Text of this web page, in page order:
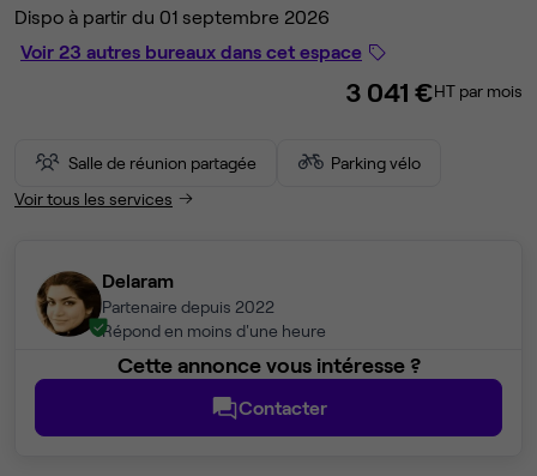
Dispo à partir du 01 septembre 2026
Voir 23 autres bureaux dans cet espace
3 041 €HT par mois
Salle de réunion partagée
Parking vélo
Voir tous les services
Delaram
Partenaire depuis 2022
Répond en moins d'une heure
Cette annonce vous intéresse ?
Contacter